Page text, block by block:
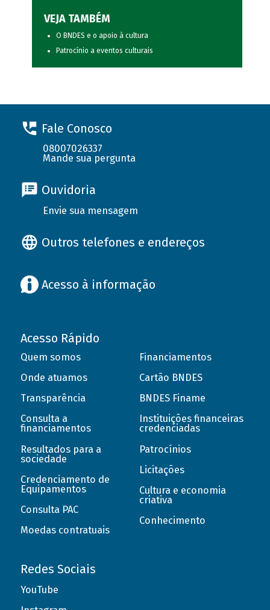
VEJA TAMBÉM
O BNDES e o apoio à cultura
Patrocínio a eventos culturais
Fale Conosco
08007026337
Mande sua pergunta
Ouvidoria
Envie sua mensagem
Outros telefones e endereços
Acesso à informação
Acesso Rápido
Quem somos
Onde atuamos
Transparência
Consulta a
financiamentos
Resultados para a
sociedade
Credenciamento de
Equipamentos
Consulta PAC
Moedas contratuais
Financiamentos
Cartão BNDES
BNDES Finame
Instituições financeiras
credenciadas
Patrocínios
Licitações
Cultura e economia
criativa
Conhecimento
Redes Sociais
YouTube